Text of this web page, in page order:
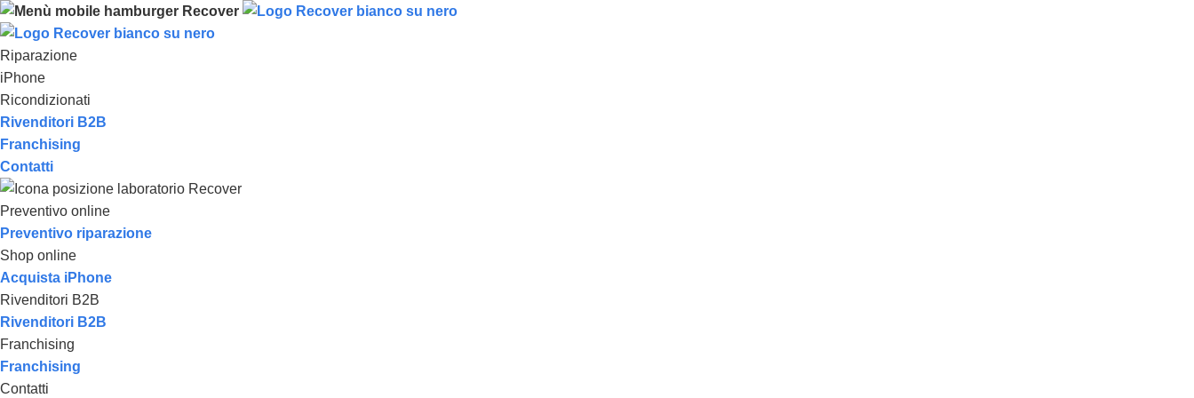
Riparazione
iPhone
Ricondizionati
Rivenditori B2B
Franchising
Contatti
Preventivo online
Preventivo riparazione
Shop online
Acquista iPhone
Rivenditori B2B
Rivenditori B2B
Franchising
Franchising
Contatti